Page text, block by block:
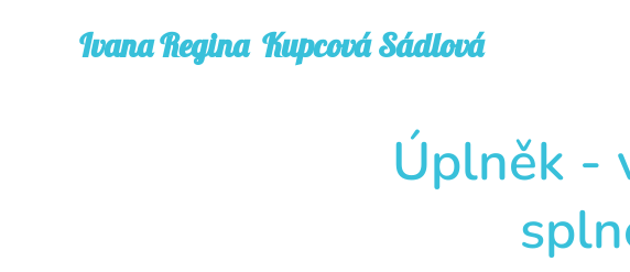
IvanaRegina Kupcová Sádlová
Úplněk -